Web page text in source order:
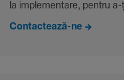
la imple­men­tare, pentru
Contactează-ne